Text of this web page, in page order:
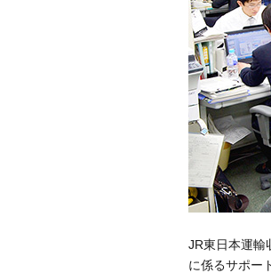
JR東日本運輸
に係るサポー